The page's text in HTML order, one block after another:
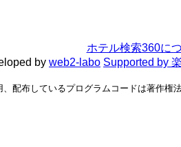
ホテル検索360に
by web2-labo Supported by
、配布しているプログラムコードは著作